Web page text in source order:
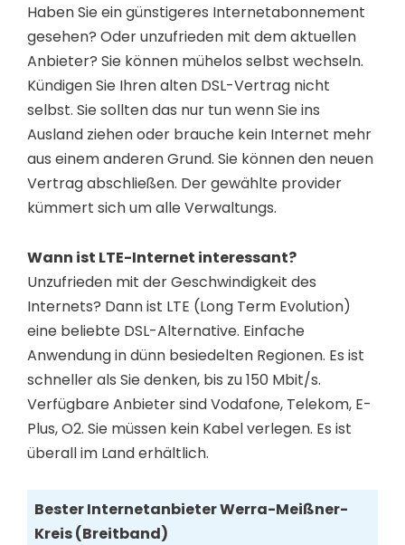
Haben Sie ein günstigeres Internetabonnement
gesehen? Oder unzufrieden mit dem aktuellen
Anbieter? Sie können mühelos selbst wechseln.
Kündigen Sie Ihren alten DSL-Vertrag nicht
selbst. Sie sollten das nur tun wenn Sie ins
Ausland ziehen oder brauche kein Internet mehr
aus einem anderen Grund. Sie können den neuen
Vertrag abschließen. Der gewählte provider
kümmert sich um alle Verwaltungs.
Wann ist LTE-Internet interessant?
Unzufrieden mit der Geschwindigkeit des
Internets? Dann ist LTE (Long Term Evolution)
eine beliebte DSL-Alternative. Einfache
Anwendung in dünn besiedelten Regionen. Es ist
schneller als Sie denken, bis zu 150 Mbit/s.
Verfügbare Anbieter sind Vodafone, Telekom, E-
Plus, O2. Sie müssen kein Kabel verlegen. Es ist
überall im Land erhältlich.
Bester Internetanbieter Werra-Meißner-
Kreis (Breitband)